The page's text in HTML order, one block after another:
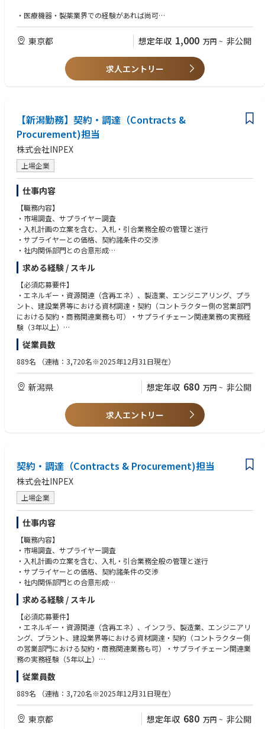
・社内調査のサポート、HCP対応の監査
・第三者DD、リスク評価・モニタリング
・コンプライアンス委員会・懲戒委員会対応
・医療機器・製薬業界での経験があれば尚可
・高いコミュニケーション力・調整力
・倫理観が高く、ビジネスに主体的に関われる方
東京都 想定年収 1,000 万円 ~ 非公開
求人エントリー
【新潟勤務】契約・調達（Contracts &
Procurement)担当
株式会社INPEX
上場企業
仕事内容
【職務内容】
・市場調査、サプライヤー調査
・入札計画の立案を含む、入札・引合業務全般の管理と遂行
・サプライヤーとの価格、契約諸条件の交渉
・社内関係部門との合意形成
・発注承認文書の作成、契約書の締結
・発注手配業務
・契約変更管理
・業務プロセス改善
・支出履歴分析、パフォーマンス管理
【応募者へのメッセージ】
努め、熱意を持って対応頂ける方のご応募をお待ちしています。
また、当社が手掛ける調達においては、常に多数の社内外関係者との連
携、調整が不可欠であり、個人の力を最大限に発揮することだけでなくチ
ームの一員、組織人としてプレーできることが何より重要です。優秀なチ
ームプレーヤーを求めています。
サプライチェーンユニット
国内外の石油・ガス（Oil & Gas）の探鉱・開発・生産、再生可能エネルギ
ー、水素・アンモニア等の新エネルギーをはじめとした新分野の事業化推
進において必要とされる各種設備、資機材、工事（含EPCプロジェク
ト）、サービス等の契約・調達、サプライチェーン、保険手配を担ってい
ます。
求める経験 / スキル
【必須応募要件】
・エネルギー・資源関連（含再エネ）、製造業、エンジニアリング、プラ
ント、建設業界等における資材調達・契約（コントラクター側の営業部門
における契約・商務関連業務も可）・サプライチェーン関連業務の実務経
験（3年以上）
【望ましい経験・資格等】
・サービス（建設工事・役務等）契約等の調達もしくは営業経験
に関する知識、使用経験
・国内外のプロジェクトにおけるプロジェクトマネジメントの実務経験
・Excel・Word等による基本的な資料作成スキル
・普通自動車運転免許
従業員数
889名 （連結：3,720名※2025年12月31日現在）
新潟県 想定年収 680 万円 ~ 非公開
求人エントリー
契約・調達（Contracts & Procurement)担当
株式会社INPEX
上場企業
仕事内容
【職務内容】
・市場調査、サプライヤー調査
・入札計画の立案を含む、入札・引合業務全般の管理と遂行
・サプライヤーとの価格、契約諸条件の交渉
・社内関係部門との合意形成
・発注承認文書の作成、契約書の締結
・発注手配業務
・契約変更管理
・業務プロセス改善
・支出履歴分析、パフォーマンス管理
・調達関連のリスク分析・管理
・グループ会社の業務プロセスレビュー、サプライヤーCSR監査等
【応募者へのメッセージ】
契約・調達部門の一員として、適切な契約・調達業務、及び、課題解決に
努め、熱意を持って対応頂ける方のご応募をお待ちしています。 また、当
社が手掛ける調達においては、常に多数の社内外関係者との連携、調整が
不可欠であり、個人の力を最大限に発揮することだけでなくチームの一
求める経験 / スキル
【必須応募要件】
・エネルギー・資源関連（含再エネ）、インフラ、製造業、エンジニアリ
ング、プラント、建設業界等における資材調達・契約（コントラクター側
の営業部門における契約・商務関連業務も可）・サプライチェーン関連業
務の実務経験（5年以上）
【望ましい経験・資格等】
・サービス（建設工事・役務等）契約、ITソフトウェアライセンス、IT機
・市場調査、支出データ分析等、調達企画系業務の経験
・コンサルティング業界でのサプライチェーン系業務プロセス改善コンサ
従業員数
889名 （連結：3,720名※2025年12月31日現在）
東京都 想定年収 680 万円 ~ 非公開